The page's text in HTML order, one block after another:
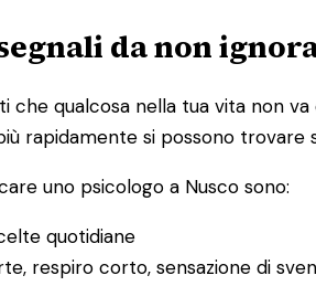
da non
qualcosa nella tua vita non
rapidamente si possono trovare
uno psicologo a Nusco sono:
quotidiane
respiro corto, sensazione di